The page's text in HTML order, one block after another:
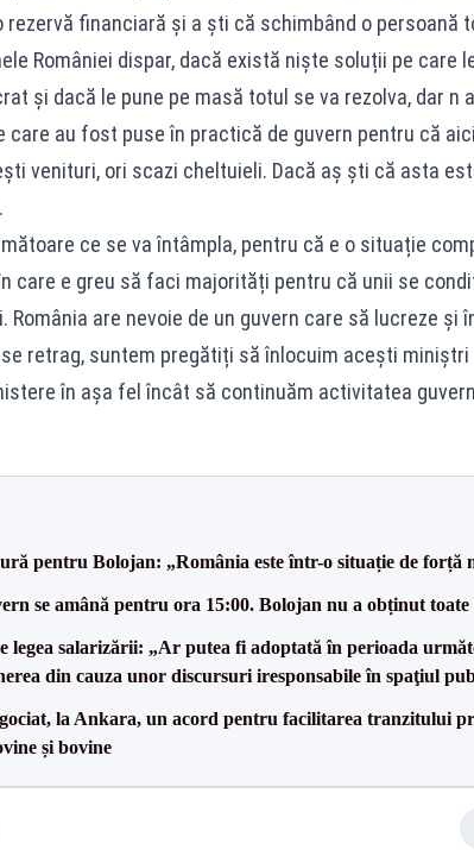
rezervă financiară și a ști că schimbând o persoană
României dispar, dacă există niște soluții pe care
și dacă le pune pe masă totul se va rezolva, dar n
care au fost puse în practică de guvern pentru că
venituri, ori scazi cheltuieli. Dacă aș ști că asta
ce se va întâmpla, pentru că e o situație
care e greu să faci majorități pentru că unii se
România are nevoie de un guvern care să lucreze și
retrag, suntem pregătiți să înlocuim acești
în așa fel încât să continuăm activitatea
pentru Bolojan: „România este într-o situație de forță
se amână pentru ora 15:00. Bolojan nu a obținut toate
legea salarizării: „Ar putea fi adoptată în perioada
din cauza unor discursuri iresponsabile în spaţiul
la Ankara, un acord pentru facilitarea tranzitului
și bovine